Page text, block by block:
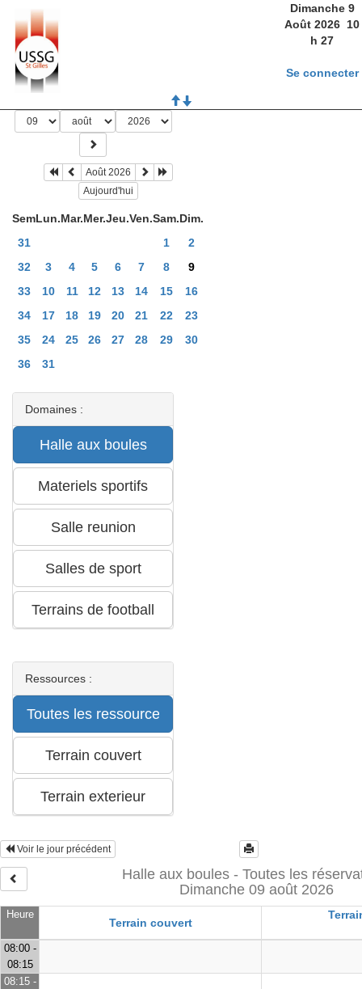
Dimanche 9
Août 2026 10
h27
Se connecter
Août 2026
Aujourd'hui
SemLun.Mar.Mer.Jeu.Ven.Sam.Dim.
31
1
2
32
3 4 5 6 7 8
9
33
10 11 12 13 14 15
16
34
17 18 19 20 21 22
23
35
24 25 26 27 28 29
30
36
31
Domaines :
Ressources :
Voir le jour précédent
Halle aux boules - Toutes les
Dimanche 09 août 2026
Heure
Terrain couvert
08:00 -
08:15
08:15 -